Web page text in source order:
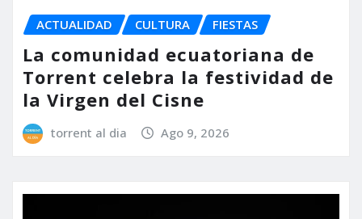
ACTUALIDAD CULTURA FIESTAS
La comunidad ecuatoriana de
Torrent celebra la festividad de
la Virgen del Cisne
torrent al dia Ago 9, 2026